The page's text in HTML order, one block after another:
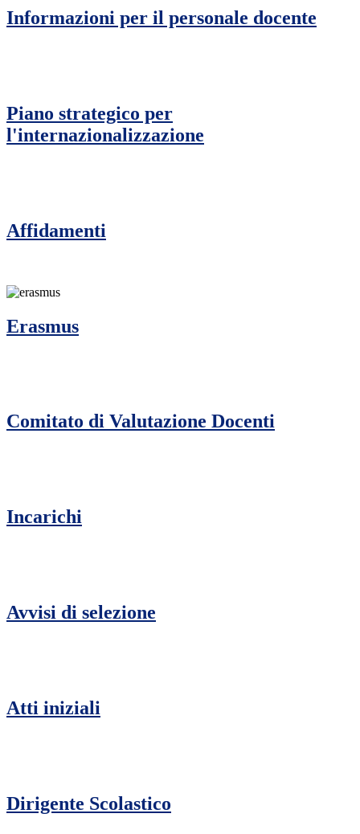
Informazioni per il personale docente
Piano strategico per
l'internazionalizzazione
Affidamenti
Erasmus
Comitato di Valutazione Docenti
Incarichi
Avvisi di selezione
Atti iniziali
Dirigente Scolastico